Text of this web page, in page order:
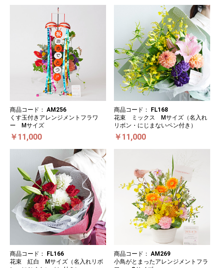
商品コード： AM256
くす玉付きアレンジメントフラワ
ー Mサイズ
￥11,000
商品コード：
FL168
花束 ミックス Mサイズ（名入れ
リボン・にじまないペン付き）
￥11,000
商品コード：
FL166
花束 紅白 Mサイズ（名入れリボ
商品コード： AM269
小鳥がとまったアレンジメントフラ